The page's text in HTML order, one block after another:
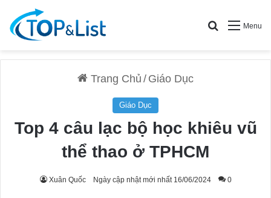
Menu
Search for
Trang Chủ / Giáo Dục
Giáo Dục
Top 4 câu lạc bộ học khiêu vũ
thể thao ở TPHCM
Xuân Quốc Ngày cập nhật mới nhất 16/06/2024 0